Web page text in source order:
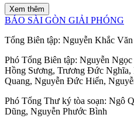
Xem thêm
BÁO SÀI GÒN GIẢI PHÓNG
Tổng Biên tập: Nguyễn Khắc Văn
Phó Tổng Biên tập: Nguyễn Ngọc
Hồng Sương, Trương Đức Nghĩa,
Quang, Nguyễn Đức Hiển,
Phó Tổng Thư ký tòa soạn: Ngô
Dũng, Nguyễn Phước Bình